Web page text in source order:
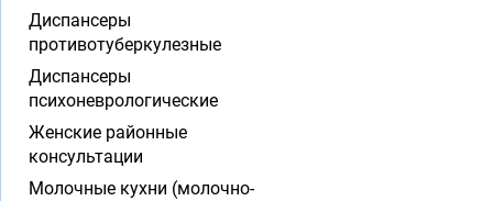
Диспансеры
противотуберкулезные
Диспансеры
психоневрологические
Женские районные
консультации
Молочные кухни (молочно-